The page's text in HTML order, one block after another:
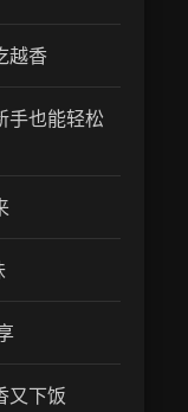
越香
手也能轻松
又下饭